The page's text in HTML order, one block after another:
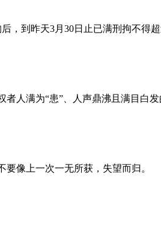
，到昨天3月30日止已满刑拘不
人满为“患”、人声鼎沸且满目
像上一次一无所获，失望而归。